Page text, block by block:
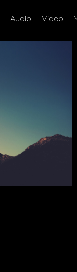
Audio Video